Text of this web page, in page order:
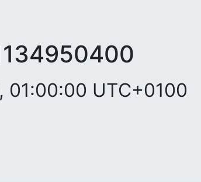
01:00:00 UTC+0100